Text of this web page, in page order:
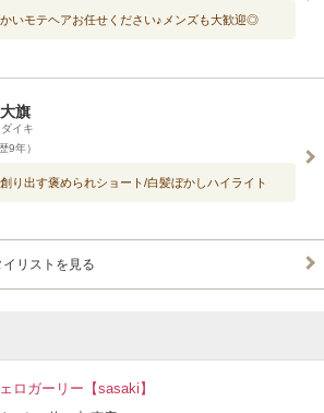
いモテヘアお任せください♪メンズも大歓迎◎
旗
イキ
9年）
り出す褒められショート/白髪ぼかしハイライト
リストを見る
ロガーリー【sasaki】